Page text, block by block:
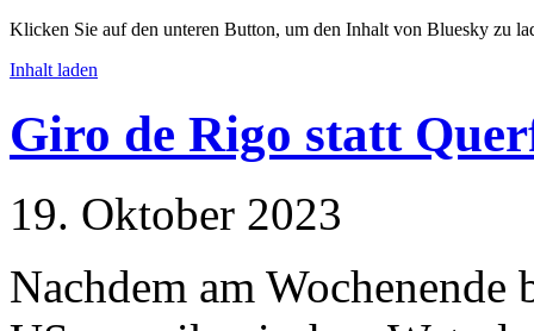
Klicken Sie auf den unteren Button, um den Inhalt von Bluesky zu
Inhalt laden
Giro de Rigo statt
19. Oktober 2023
Nachdem am Wochenende